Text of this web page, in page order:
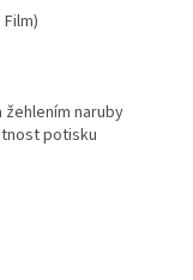
žehlením naruby
potisku